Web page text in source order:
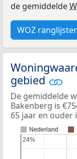
de gemiddelde
WOZ
gebied
De gemiddelde
Bakenberg is
65 jaar en ouder
Nederland
24%
24%